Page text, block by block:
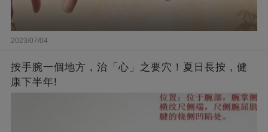
2023/07/04
按手腕一個地方，治「心」之要穴！夏日長按，健
康下半年!